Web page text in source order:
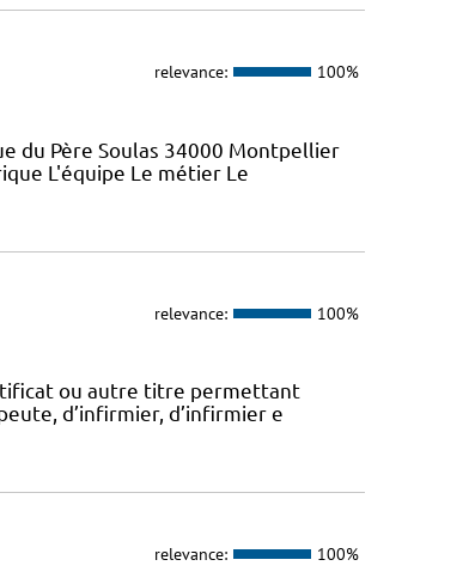
relevance: 100%
du Père Soulas 34000 Montpellier
L'équipe Le métier Le
relevance: 100%
ou autre titre permettant
d’infirmier, d’infirmier e
relevance: 100%